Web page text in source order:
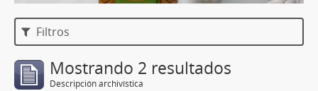
Filtros
Mostrando 2 resultados
Descripción archivística